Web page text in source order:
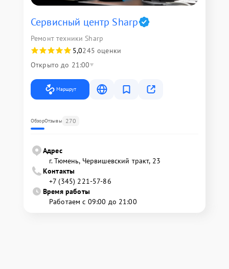
Сервисный центр Sharp
Ремонт техники Sharp
5,0245 оценки
Открыто до 21:00
Маршрут
ОбзорОтзывы 270
Адрес
г. Тюмень, ​Червишевский тракт, 23
Контакты
+7 (345) 221-57-86
Время работы
Работаем с 09:00 до 21:00